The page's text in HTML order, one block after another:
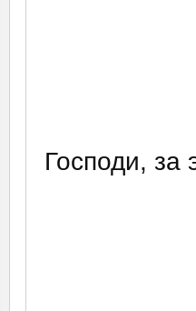
Господи, за